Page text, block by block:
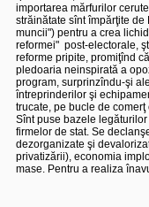
importarea mărfurilor
străinătate sînt împărţite
muncii") pentru a crea
reformei" post-electorale,
reforme pripite, promiţînd
pledoaria neinspirată a
program, surprinzîndu-şi
întreprinderilor şi
trucate, pe bucle de
Sînt puse bazele
firmelor de stat. Se
dezorganizate şi
privatizării), economia
mase. Pentru a realiza